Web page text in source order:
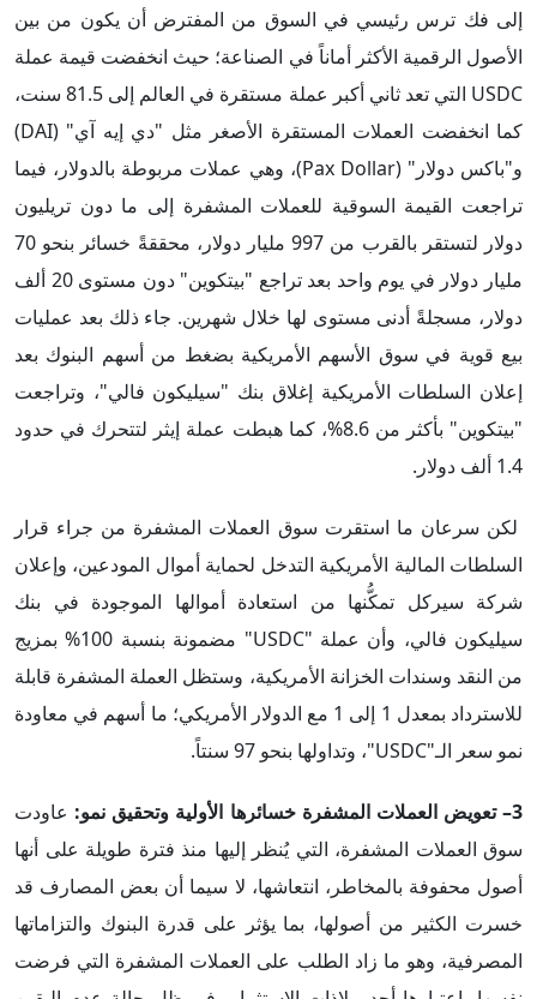
إلى فك ترس رئيسي في السوق من المفترض أن يكون من بين
الأصول الرقمية الأكثر أماناً في الصناعة؛ حيث انخفضت قيمة عملة
USDC التي تعد ثاني أكبر عملة مستقرة في العالم إلى 81.5 سنت،
كما انخفضت العملات المستقرة الأصغر مثل "دي إيه آي" (DAI)
و"باكس دولار" (Pax Dollar)، وهي عملات مربوطة بالدولار، فيما
تراجعت القيمة السوقية للعملات المشفرة إلى ما دون تريليون
دولار لتستقر بالقرب من 997 مليار دولار، محققةً خسائر بنحو 70
مليار دولار في يوم واحد بعد تراجع "بيتكوين" دون مستوى 20 ألف
دولار، مسجلةً أدنى مستوى لها خلال شهرين. جاء ذلك بعد عمليات
بيع قوية في سوق الأسهم الأمريكية بضغط من أسهم البنوك بعد
إعلان السلطات الأمريكية إغلاق بنك "سيليكون فالي"، وتراجعت
"بيتكوين" بأكثر من 8.6%،؜ كما هبطت عملة إيثر لتتحرك في حدود
1.4 ألف دولار.
لكن سرعان ما استقرت سوق العملات المشفرة من جراء قرار
السلطات المالية الأمريكية التدخل لحماية أموال المودعين، وإعلان
شركة سيركل تمكُّنها من استعادة أموالها الموجودة في بنك
سيليكون فالي، وأن عملة "USDC" مضمونة بنسبة 100% بمزيج
من النقد وسندات الخزانة الأمريكية، وستظل العملة المشفرة قابلة
للاسترداد بمعدل 1 إلى 1 مع الدولار الأمريكي؛ ما أسهم في معاودة
نمو سعر الـ"USDC"، وتداولها بنحو 97 سنتاً.
3– تعويض العملات المشفرة خسائرها الأولية وتحقيق نمو:
عاودت
سوق العملات المشفرة، التي يُنظر إليها منذ فترة طويلة على أنها
أصول محفوفة بالمخاطر، انتعاشها، لا سيما أن بعض المصارف قد
خسرت الكثير من أصولها، بما يؤثر على قدرة البنوك والتزاماتها
المصرفية، وهو ما زاد الطلب على العملات المشفرة التي فرضت